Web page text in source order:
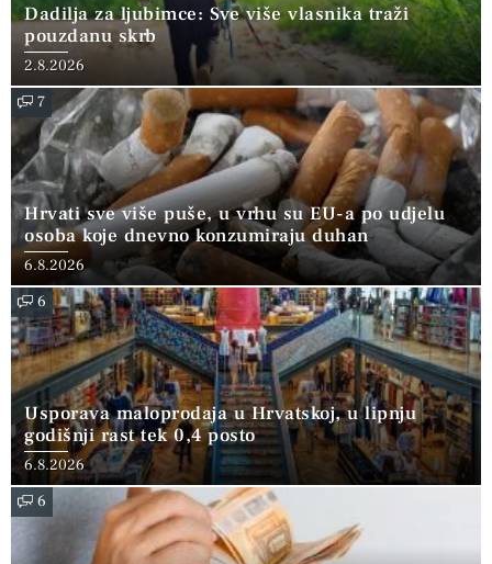
Dadilja za ljubimce: Sve više vlasnika traži
pouzdanu skrb
2.8.2026
7
Hrvati sve više puše, u vrhu su EU-a po udjelu
osoba koje dnevno konzumiraju duhan
6.8.2026
6
Usporava maloprodaja u Hrvatskoj, u lipnju
godišnji rast tek 0,4 posto
6.8.2026
6